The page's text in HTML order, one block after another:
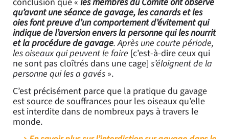
qu’avant une séance de gavage, les canards et les
oies font preuve d’un comportement d’évitement qui
indique de l’aversion envers la personne qui les nourrit
et la procédure de gavage. Après une courte période,
les oiseaux qui peuvent le faire [c’est-à-dire ceux qui
ne sont pas cloîtrés dans une cage] s’éloignent de la
personne qui les a gavés ».
C’est précisément parce que la pratique du gavage
est source de souffrances pour les oiseaux qu’elle
est interdite dans de nombreux pays à travers le
monde.